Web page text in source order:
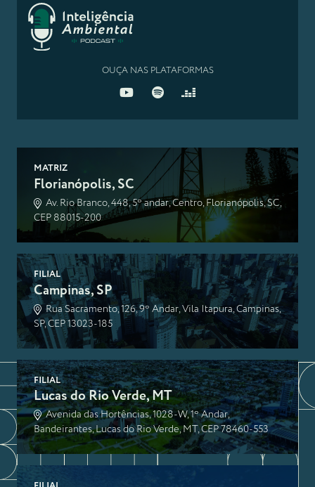
OUÇA NAS PLATAFORMAS
MATRIZ
Florianópolis, SC
Av. Rio Branco, 448, 5º andar, Centro, Florianópolis, SC,
CEP 88015-200
FILIAL
Campinas, SP
Rua Sacramento, 126, 9º Andar, Vila Itapura, Campinas,
SP, CEP 13023-185
FILIAL
Lucas do Rio Verde, MT
Avenida das Hortências, 1028-W, 1º Andar,
Bandeirantes, Lucas do Rio Verde, MT, CEP 78460-553